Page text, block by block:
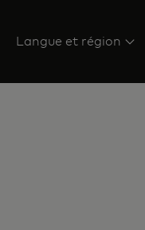
Langue et région